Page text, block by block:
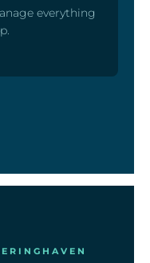
everything